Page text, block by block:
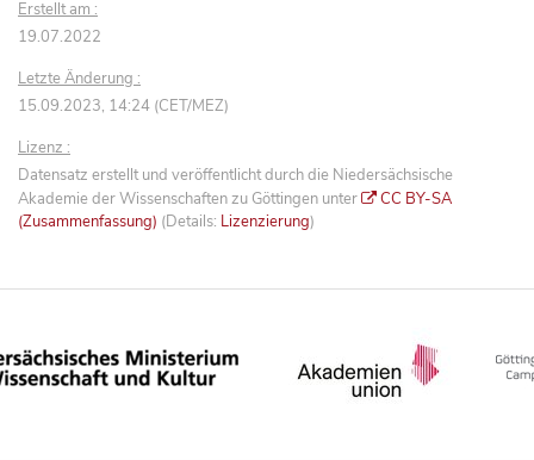
Erstellt am :
19.07.2022
Letzte Änderung :
15.09.2023, 14:24 (CET/MEZ)
Lizenz :
Datensatz erstellt und veröffentlicht durch die Niedersächsische
Akademie der Wissenschaften zu Göttingen unter
CC BY-SA
(Zusammenfassung) (Details: Lizenzierung)